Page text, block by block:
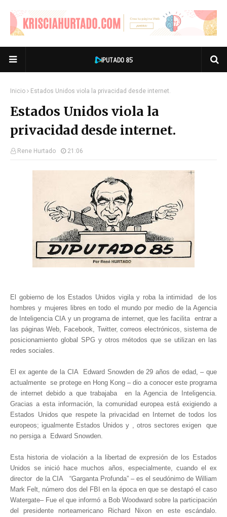
Inicio Estados Unidos viola la privacidad desde internet.
Estados Unidos viola la
privacidad desde internet.
Rene Hurtado 21:06
El gobierno de los Estados Unidos vigila y roba la intimidad de los
hombres y mujeres libres en todo el mundo por medio de la Agencia
de Inteligencia CIA y un programa de internet, que les facilita entrar a
las páginas Web, Facebook, Twitter, correos electrónicos, sistema de
posicionamiento global SPG y otros métodos que se utilizan en las
redes sociales.
El ex agente de la CIA Edward Snowden de 29 años de edad, – que
actualmente se protege en Hong Kong – dio a conocer este programa
de internet debido a que trabajaba en la Agencia de Inteligencia.
Gracias a esta información, la comunidad europea está exigiendo a
Estados Unidos que respete la privacidad en Internet de todos los
europeos; igualmente Estados Unidos y , otros sectores exigen que
no persiga a Edward Snowden.
Esta historia de violación a la libertad de expresión de los Estados
Unidos se inició hace muchos años, especialmente, cuando el ex
director de la CIA “Garganta Profunda” – es el seudónimo de William
Mark Felt, número dos del FBI en la época en que se destapó el caso
Watergate– Fue el que informó a Bob Woodward sobre la participación
del presidente norteamericano Richard Nixon en este escándalo.